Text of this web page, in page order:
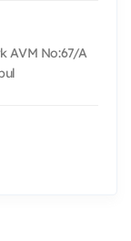
AVM No:67/A